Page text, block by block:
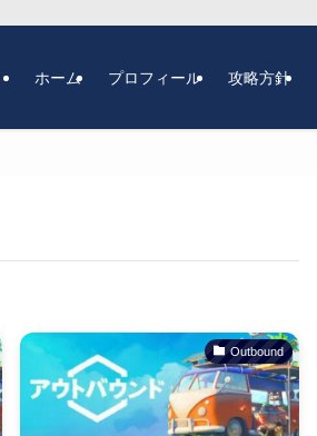
ホーム プロフィール 攻略方針
Outbound